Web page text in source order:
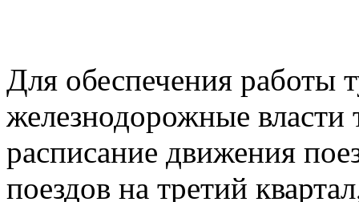
Для обеспечения работы
железнодорожные власти
расписание движения
поездов на третий